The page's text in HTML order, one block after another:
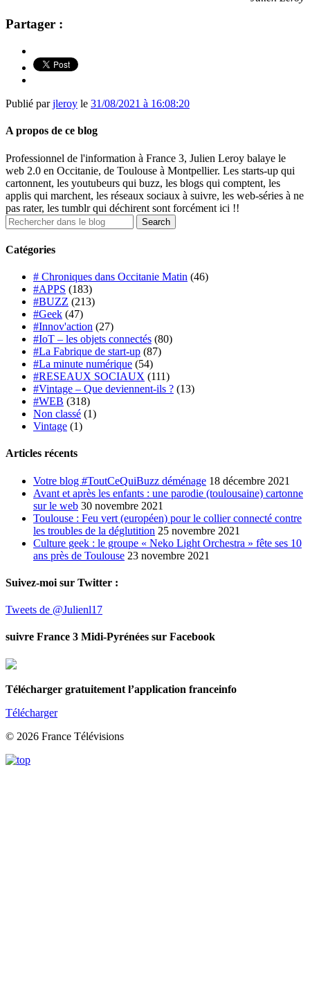
Partager :
Publié parjleroy le 31/08/2021 à 16:08:20
A propos de ce blog
Professionnel de l'information à France 3, Julien Leroy balaye le
web 2.0 en Occitanie, de Toulouse à Montpellier. Les starts-up qui
cartonnent, les youtubeurs qui buzz, les blogs qui comptent, les
applis qui marchent, les réseaux sociaux à suivre, les web-séries à ne
pas rater, les tumblr qui déchirent sont forcément ici !!
Catégories
# Chroniques dans Occitanie Matin (46)
#APPS (183)
#BUZZ (213)
#Geek (47)
#Innov'action (27)
#IoT – les objets connectés (80)
#La Fabrique de start-up (87)
#La minute numérique (54)
#RESEAUX SOCIAUX (111)
#Vintage – Que deviennent-ils ? (13)
#WEB (318)
Non classé (1)
Vintage (1)
Articles récents
Votre blog #ToutCeQuiBuzz déménage 18 décembre 2021
Avant et après les enfants : une parodie (toulousaine) cartonne
sur le web 30 novembre 2021
Toulouse : Feu vert (européen) pour le collier connecté contre
les troubles de la déglutition 25 novembre 2021
Culture geek : le groupe « Neko Light Orchestra » fête ses 10
ans près de Toulouse 23 novembre 2021
Suivez-moi sur Twitter :
Tweets de @Julienl17
suivre France 3 Midi-Pyrénées sur Facebook
Télécharger gratuitement l’application franceinfo
Télécharger
© 2026 France Télévisions